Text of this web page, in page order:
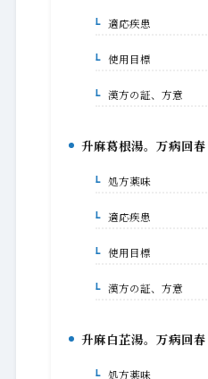
1-3.適応疾患
1-4.使用目標
1-5.漢方の証、方意
2.
升麻葛根湯。万病回春
2-1.処方薬味
2-2.適応疾患
2-3.使用目標
2-4.漢方の証、方意
3.
升麻白芷湯。万病回春
処方薬味